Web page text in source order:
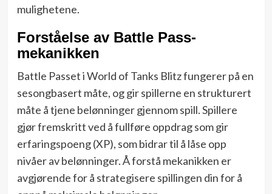
mulighetene.
Forståelse av Battle Pass-
mekanikken
Battle Passet i World of Tanks Blitz fungerer på en
sesongbasert måte, og gir spillerne en strukturert
måte å tjene belønninger gjennom spill. Spillere
gjør fremskritt ved å fullføre oppdrag som gir
erfaringspoeng (XP), som bidrar til å låse opp
nivåer av belønninger. Å forstå mekanikken er
avgjørende for å strategisere spillingen din for å